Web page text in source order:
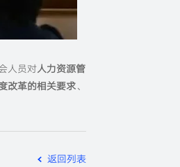
人员对人力资源管
改革的相关要求、
返回列表